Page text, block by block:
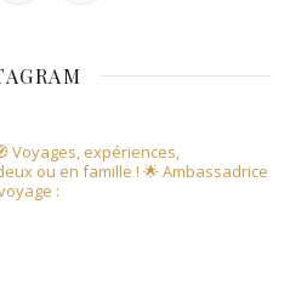
Voyages, expériences,
ou en famille ! 🌟 Ambassadrice
: